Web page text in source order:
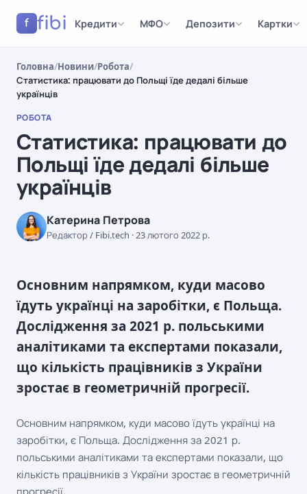
f fibi Кредити МФО Депозити Картки
Головна/Новини/Робота/
Статистика: працювати до Польщі їде дедалі більше
українців
РОБОТА
Статистика: працювати до
Польщі їде дедалі більше
українців
Катерина Петрова
Редактор / Fibi.tech ·23 лютого 2022 р.
Основним напрямком, куди масово
їдуть українці на заробітки, є Польща.
Дослідження за 2021 р. польськими
аналітиками та експертами показали,
що кількість працівників з України
зростає в геометричній прогресії.
Основним напрямком, куди масово їдуть українці на
заробітки, є Польща. Дослідження за 2021 р.
польськими аналітиками та експертами показали, що
кількість працівників з України зростає в геометричній
прогресії.